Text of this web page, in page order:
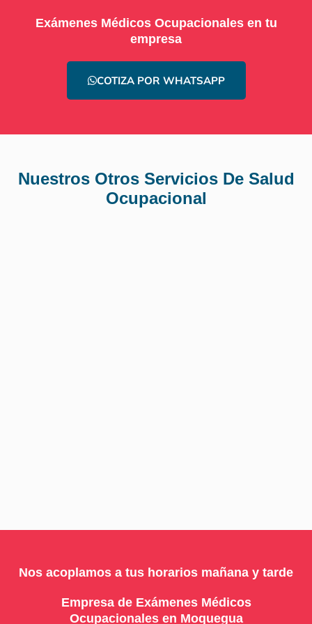
Exámenes Médicos Ocupacionales en tu
empresa
COTIZA POR WHATSAPP
Nuestros Otros Servicios De Salud
Ocupacional
Nos acoplamos a tus horarios mañana y tarde
Empresa de Exámenes Médicos
Ocupacionales en Moquegua